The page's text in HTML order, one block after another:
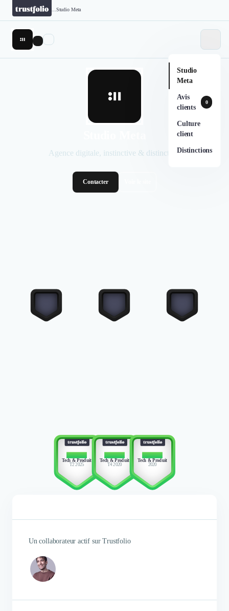
Studio Meta
Studio
Meta
Avis
clients
0
Culture
client
Distinctions
Agence digitale, instinctive & distinctive.
Contacter
TOP 10
Tech & Produit
T2 2025
TOP 10
Tech & Produit
T4 2020
TOP 10
Tech & Produit
2020
Un collaborateur actif sur Trustfolio